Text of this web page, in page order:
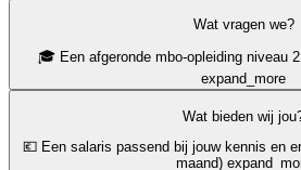
Wat vragen we?
🎓 Een afgeronde mbo-opleiding niveau
expand_more
Wat bieden wij
💶 Een salaris passend bij jouw kennis en
maand)